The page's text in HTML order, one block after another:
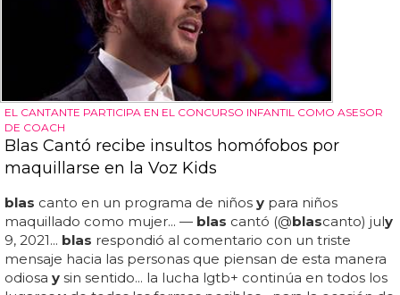
EL CANTANTE PARTICIPA EN EL CONCURSO INFANTIL COMO ASESOR
DE COACH
Blas Cantó recibe insultos homófobos por
maquillarse en la Voz Kids
blas canto en un programa de niños y para niños
maquillado como mujer... — blas cantó (@blascanto) july
9, 2021... blas respondió al comentario con un triste
mensaje hacia las personas que piensan de esta manera
odiosa y sin sentido... la lucha lgtb+ continúa en todos los